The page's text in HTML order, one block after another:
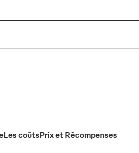
Les coûtsPrix et Récompenses